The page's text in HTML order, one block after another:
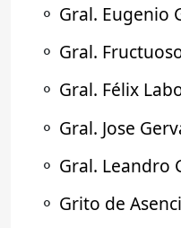
⚬ Gral. Eugenio
⚬ Gral.
⚬ Gral. Félix
⚬ Gral. Jose
⚬ Gral. Leandro
⚬ Grito de